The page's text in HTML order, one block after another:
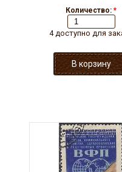
Количество: *
4 доступно для